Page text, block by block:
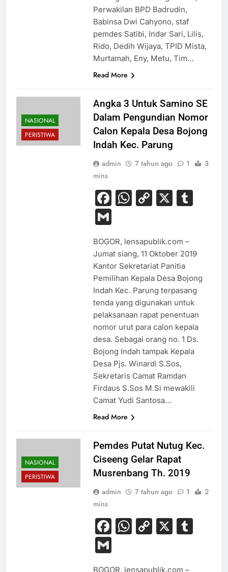
Perwakilan BPD Badrudin,
Babinsa Dwi Cahyono, staf
pemdes Satibi, Indar Sari, Lilis,
Rido, Dedih Wijaya, TPID Mista,
Murtamah, Eny, Metu, Tim…
Read More
NASIONAL
PERISTIWA
Angka 3 Untuk Samino SE
Dalam Pengundian Nomor
Calon Kepala Desa Bojong
Indah Kec. Parung
admin 7 tahun ago 1
3
mins
Facebook
WhatsApp
Copy
X
Gmail
BOGOR, lensapublik.com –
Jumat siang, 11 Oktober 2019
Kantor Sekretariat Panitia
Pemilihan Kepala Desa Bojong
Indah Kec. Parung terpasang
tenda yang digunakan untuk
pelaksanaan rapat penentuan
nomor urut para calon kepala
desa. Sebagai orang no. 1 Ds.
Bojong Indah tampak Kepala
Desa Pjs. Winardi S.Sos,
Sekretaris Camat Ramdan
Firdaus S.Sos M.Si mewakili
Camat Yudi Santosa…
Read More
NASIONAL
PERISTIWA
Pemdes Putat Nutug Kec.
Ciseeng Gelar Rapat
Musrenbang Th. 2019
admin 7 tahun ago 1
2
mins
Facebook
WhatsApp
Copy
X
Gmail
BOGOR, lensapublik.com –